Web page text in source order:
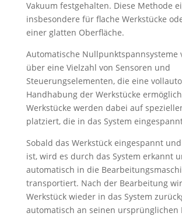
Vakuum festgehalten. Diese Methode
insbesondere für flache Werkstücke
einer glatten Oberfläche.
Automatische Nullpunktspannsysteme
über eine Vielzahl von Sensoren und
Steuerungselementen, die eine
Handhabung der Werkstücke
Werkstücke werden dabei auf
platziert, die in das System
Sobald das Werkstück eingespannt
ist, wird es durch das System erkannt
automatisch in die
transportiert. Nach der Bearbeitung
Werkstück wieder in das System
automatisch an seinen